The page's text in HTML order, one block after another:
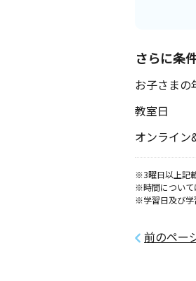
さらに条
お子さまの
教室日
オンライン
※3曜日以上記
※時間について
※学習日及び学
前のペー